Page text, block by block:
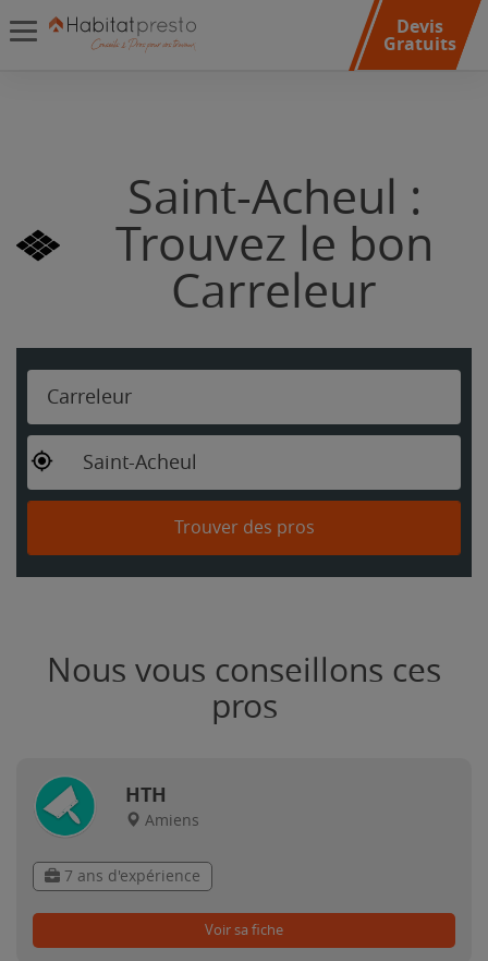
Devis
Gratuits
Saint-Acheul :
Trouvez le bon
Carreleur
Carreleur
Saint-Acheul
Trouver des pros
Nous vous conseillons ces
pros
HTH
Amiens
7 ans d'expérience
Voir sa fiche